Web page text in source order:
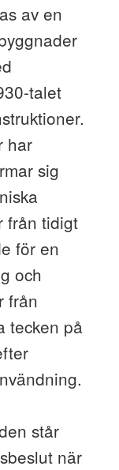
av en
talet
har
sig
från tidigt
för en
och
från
tecken på
står
när